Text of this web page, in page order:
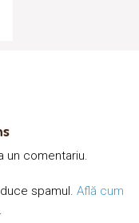
un comentariu.
spamul. Află cum
.